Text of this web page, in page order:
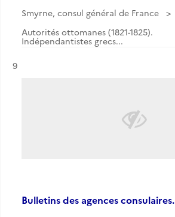
Smyrne, consul général de France
Autorités ottomanes (1821-1825).
Indépendantistes grecs...
Résultat n°
9
Bulletins des agences consulaires.